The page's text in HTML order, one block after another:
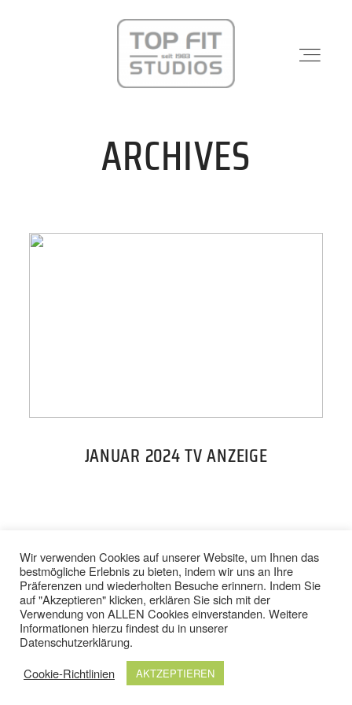
STANDORTE
TEAM
ONLINE SHOP
ARCHIVES
JANUAR 2024 TV ANZEIGE
BACK TO TOP
© 2024 TOP FIT STUDIOS. ALLE RECHTE VORBEHALTEN.
IMPRESSUM DATENSCHUTZ
/
AGB / WIDERRUFSBELEHRUNG
Wir verwenden Cookies auf unserer Website, um Ihnen das
bestmögliche Erlebnis zu bieten, indem wir uns an Ihre
Präferenzen und wiederholten Besuche erinnern. Indem Sie
auf "Akzeptieren" klicken, erklären Sie sich mit der
Verwendung von ALLEN Cookies einverstanden. Weitere
Informationen hierzu findest du in unserer
Datenschutzerklärung.
Cookie-Richtlinien
AKTZEPTIEREN